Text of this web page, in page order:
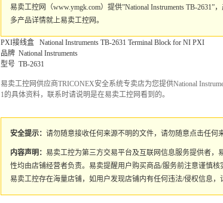
易卖工控网（www.ymgk.com）提供”National Instruments TB-
多产品详情就上易卖工控网。
PXI接线盒 National Instruments TB-2631 Terminal Block for NI PXI
品牌 National Instruments
型号 TB-2631
易卖工控网供应商TRICONEX安全系统专卖店为您提供National
1的具体资料，联系时请说明是在易卖工控网看到的。
安全提示： 请勿随意接收任何来源不明的文件，请勿随意点击任何
内容声明： 易卖工控为第三方交易平台及互联网信息服务提供者
性均由店铺经营者负责。易卖提醒用户购买商品/服务前注意谨慎
易卖工控存在海量店铺，如用户发现店铺内有任何违法/侵权信息，